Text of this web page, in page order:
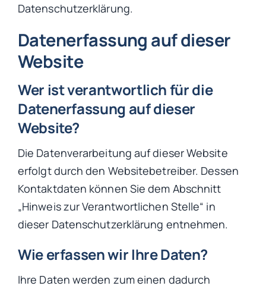
Datenschutzerklärung.
Datenerfassung auf dieser
Website
Wer ist verantwortlich für die
Datenerfassung auf dieser
Website?
Die Datenverarbeitung auf dieser Website
erfolgt durch den Websitebetreiber. Dessen
Kontaktdaten können Sie dem Abschnitt
„Hinweis zur Verantwortlichen Stelle“ in
dieser Datenschutzerklärung entnehmen.
Wie erfassen wir Ihre Daten?
Ihre Daten werden zum einen dadurch